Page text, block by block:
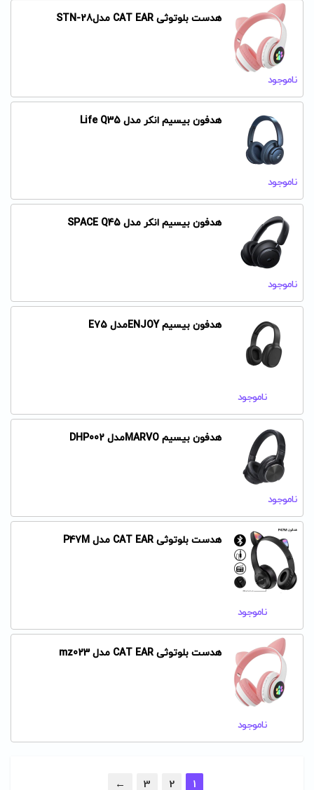
هدست بلوتوثی CAT EAR مدلSTN-28
ناموجود
هدفون بیسیم انکر مدل Life Q35
ناموجود
هدفون بیسیم انکر مدل SPACE Q45
ناموجود
هدفون بیسیم ENJOYمدل E75
ناموجود
هدفون بیسیم MARVOمدل DHP002
ناموجود
هدست بلوتوثی CAT EAR مدل P47M
ناموجود
هدست بلوتوثی CAT EAR مدل mz023
ناموجود
1
2
3
←